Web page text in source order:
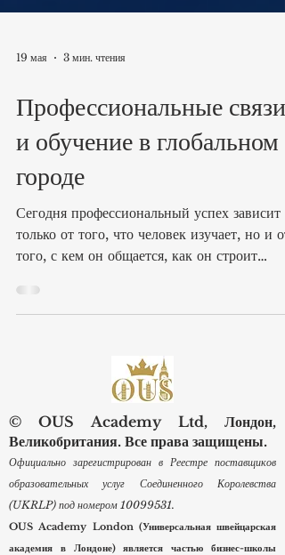
Профессиональные связи
и обучение в глобальном
городе
Сегодня профессиональный успех зависит
того, с кем он общается, как он строит
деловые отношения и насколько уверенно
В таком #Глобальном_городе, как Лондон,
обучение естественным образом связано с
#Профессиональным_нетворкингом,
международным опытом и развитием
карьеры. Академия ОЮС Лондон была
основана в 2023 году и официально
зарегистрирована в Реестре поставщиков
образовательных услу
© OUS Academy Ltd, Лондон,
Великобритания. Все права защищены.
Официально зарегистрирован в Реестре поставщиков
образовательных услуг Соединенного Королевства
(UKRLP) под номером